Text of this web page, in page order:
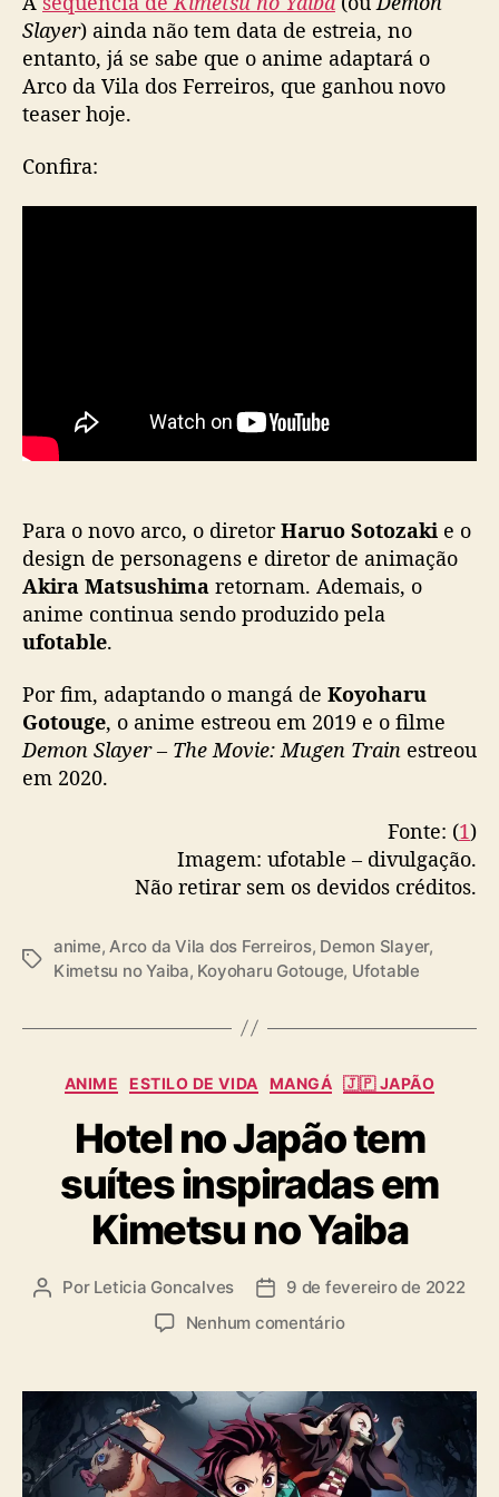
r
i
m
e
e
n
o
a
r
o
Slayer) ainda não tem data de estreia, no
entanto, já se sabe que o anime adaptará o
Arco da Vila dos Ferreiros, que ganhou novo
teaser hoje.
Confira:
Para o novo arco, o diretorHaruo Sotozaki e o
design de personagens e diretor de animação
Akira Matsushima retornam. Ademais, o
anime continua sendo produzido pela
ufotable.
Por fim, adaptando o mangá de Koyoharu
Gotouge, o anime estreou em 2019 e o filme
Demon Slayer – The Movie: Mugen Train estreou
em 2020.
Fonte: (1)
Imagem: ufotable – divulgação.
Não retirar sem os devidos créditos.
T
s
anime,Arco da Vila dos Ferreiros, Demon Slayer,
Kimetsu no Yaiba, Koyoharu Gotouge, Ufotable
C
t
e
g
o
r
a
s
ANIME ESTILO DE VIDA MANGÁ 🇯🇵 JAPÃO
Hotel no Japão tem
suítes inspiradas em
Kimetsu no Yaiba
A
r
p
o
Por Leticia Goncalves
D
d
e
p
u
b
9 de fevereiro de 2022
Nenhum comentárioe
o
t
e
l